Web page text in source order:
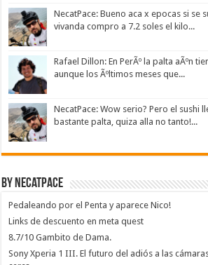
NecatPace: Bueno aca x epocas si se
vivanda compro a 7.2 soles el kilo...
Rafael Dillon: En PerÃº la palta aÃºn
aunque los Ãºltimos meses que...
NecatPace: Wow serio? Pero el sushi
bastante palta, quiza alla no tanto!...
By NecatPace
Pedaleando por el Penta y aparece Nico!
Links de descuento en meta quest
8.7/10 Gambito de Dama.
Sony Xperia 1 III. El futuro del adiós a las